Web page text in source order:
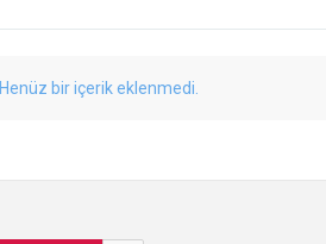
Henüz bir içerik eklenmedi.